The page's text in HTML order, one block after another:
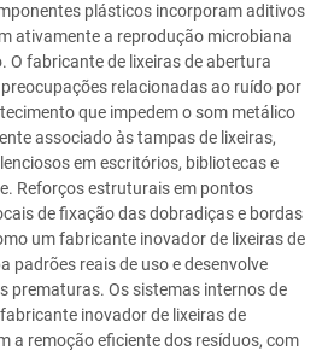
plásticos incorporam aditivos
ativamente a reprodução microbiana
O fabricante de lixeiras de abertura
relacionadas ao ruído por
que impedem o som metálico
associado às tampas de lixeiras,
em escritórios, bibliotecas e
Reforços estruturais em pontos
de fixação das dobradiças e bordas
um fabricante inovador de lixeiras de
padrões reais de uso e desenvolve
prematuras. Os sistemas internos de
inovador de lixeiras de
a remoção eficiente dos resíduos, com